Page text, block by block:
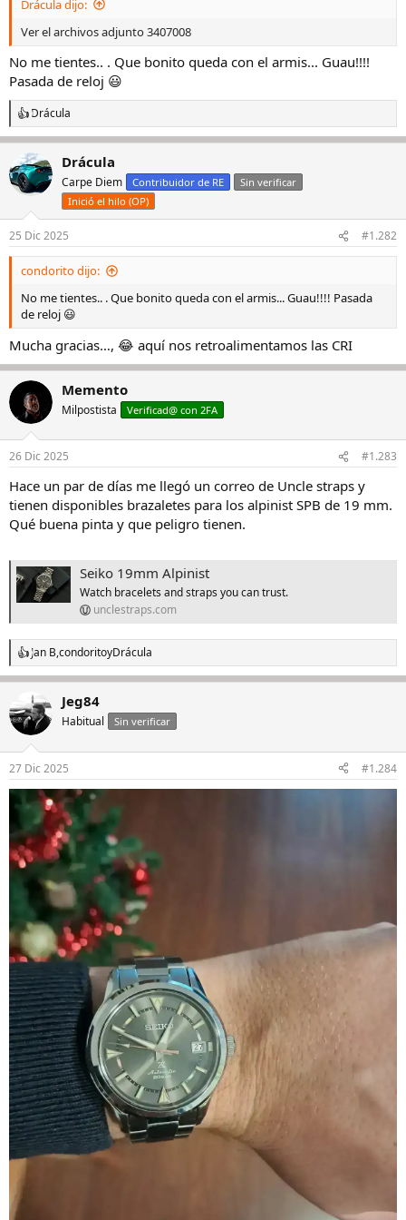
Drácula dijo:
Ver el archivos adjunto 3407008
No me tientes.. . Que bonito queda con el armis... Guau!!!!
Pasada de reloj 😃
R
e
c
c
i
n
e
s
Drácula
Drácula
Carpe Diem Contribuidor de RE
Sin verificar
Inició el hilo (OP)
25 Dic 2025 #1.282
condorito dijo:
No me tientes.. . Que bonito queda con el armis... Guau!!!! Pasada
de reloj 😃
Mucha gracias…, 😂 aquí nos retroalimentamos las CRI
Memento
Milpostista Verificad@ con 2FA
26 Dic 2025 #1.283
Hace un par de días me llegó un correo de Uncle straps y
tienen disponibles brazaletes para los alpinist SPB de 19 mm.
Qué buena pinta y que peligro tienen.
Seiko 19mm Alpinist
Watch bracelets and straps you can trust.
unclestraps.com
R
e
c
i
e
s
:
Jan B,condoritoyDrácula
Jeg84
Habitual Sin verificar
27 Dic 2025 #1.284